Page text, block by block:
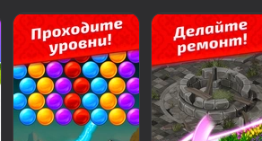
kişilar ham o‘ynaydi
Ko'rish